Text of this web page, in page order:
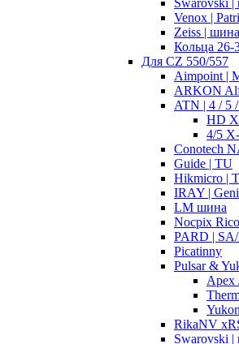
Swarovski |
Venox |
Zeiss |
Кольца 26-
Для CZ 550/557
Aimpoint |
ARKON
ATN | 4 / 5
HD
4/5
Conotech
Guide | TU
Hikmicro |
IRAY |
LM шина
Nocpix
PARD |
Picatinny
Pulsar &
Apex
RikaNV
Swarovski |